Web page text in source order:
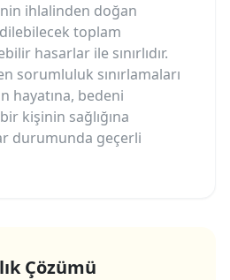
ihlalinden doğan
toplam
hasarlar ile sınırlıdır.
sorumluluk sınırlamaları
hayatına, bedeni
kişinin sağlığına
durumunda geçerli
Çözümü